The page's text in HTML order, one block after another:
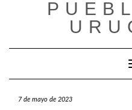
7 de mayo de 2023